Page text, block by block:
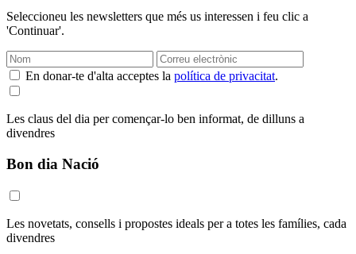
Seleccioneu les newsletters que més us interessen i feu clic a
'Continuar'.
En donar-te d'alta acceptes la política de privacitat.
Les claus del dia per començar-lo ben informat, de dilluns a
divendres
Bon dia Nació
Les novetats, consells i propostes ideals per a totes les famílies, cada
divendres